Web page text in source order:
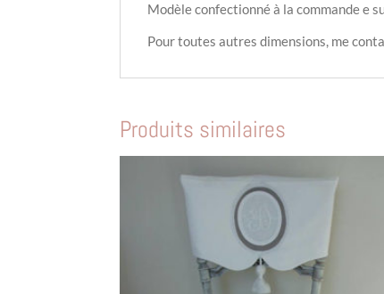
Modèle confectionné à la commande e
Pour toutes autres dimensions, me
Produits similaires